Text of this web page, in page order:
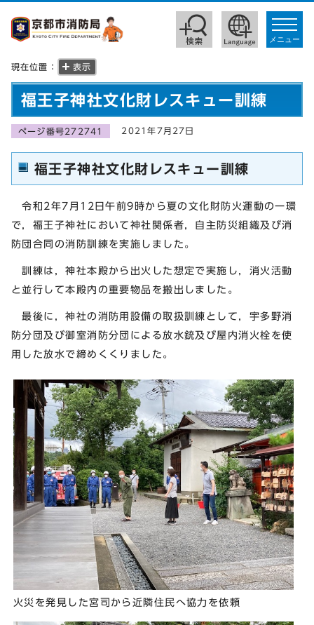
toggle
メニュー
現在位置： 表示
福王子神社文化財レスキュー訓練
ページ番号272741 2021年7月27日
福王子神社文化財レスキュー訓練
令和2年7月12日午前9時から夏の文化財防火運動の一環
で，福王子神社において神社関係者，自主防災組織及び消
防団合同の消防訓練を実施しました。
訓練は，神社本殿から出火した想定で実施し，消火活動
と並行して本殿内の重要物品を搬出しました。
最後に，神社の消防用設備の取扱訓練として，宇多野消
防分団及び御室消防分団による放水銃及び屋内消火栓を使
用した放水で締めくくりました。
火災を発見した宮司から近隣住民へ協力を依頼